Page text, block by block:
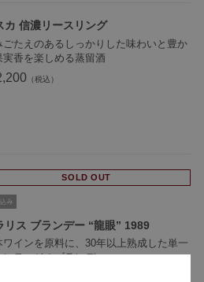
カ 信濃リースリング
ごたえのあるしっかりした味わいと豊か
実香を楽しめる蒸留酒
SOLD OUT
リス ブランデー “龍眼” 1989
ワインを原料に、30年以上熟成した単一
ンテージのブランデー